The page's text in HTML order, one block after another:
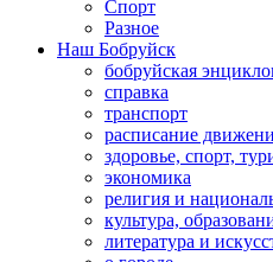
Спорт
Разное
Наш Бобруйск
бобруйская
справка
транспорт
расписание
здоровье, спорт,
экономика
религия и
культура,
литература и